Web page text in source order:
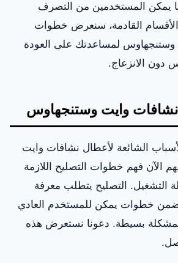
يمكن المستخدمين من التصرف
القادمة، سنعرض خطوات
لمساعدتك على العودة
دون الانزعاج.
وايت وستنجهاوس
الشائعة لأعطال نشافات وايت
الآن فهم خطوات التصليح اللازمة
التشغيل. التصليح يتطلب معرفة
خطوات يمكن للمستخدم العادي
المشكلة بسيطة. دعونا نستعرض هذه